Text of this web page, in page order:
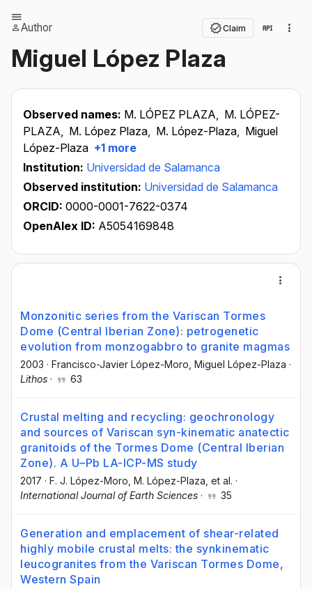
Author Claim
Miguel López Plaza
Observed names: M. LÓPEZ PLAZA, M. LÓPEZ-
PLAZA, M. López Plaza, M. López-Plaza, Miguel
López-Plaza +1 more
Institution: Universidad de Salamanca
Observed institution: Universidad de Salamanca
ORCID: 0000-0001-7622-0374
OpenAlex ID: A5054169848
Monzonitic series from the Variscan Tormes
Dome (Central Iberian Zone): petrogenetic
evolution from monzogabbro to granite magmas
2003 · Francisco-Javier López-Moro , Miguel López-Plaza ·
Lithos · 63
Crustal melting and recycling: geochronology
and sources of Variscan syn-kinematic anatectic
granitoids of the Tormes Dome (Central Iberian
Zone). A U–Pb LA-ICP-MS study
2017 · F. J. López-Moro , M. López-Plaza , et al. ·
International Journal of Earth Sciences · 35
Generation and emplacement of shear-related
highly mobile crustal melts: the synkinematic
leucogranites from the Variscan Tormes Dome,
Western Spain